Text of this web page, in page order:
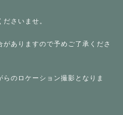
さいませ。
ありますので予めご了承くださ
のロケーション撮影となりま